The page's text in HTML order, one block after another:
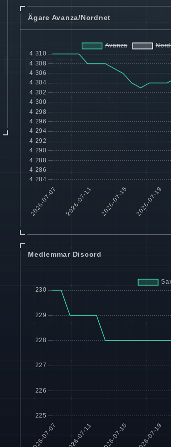
Ägare Avanza/Nordnet
Medlemmar Discord